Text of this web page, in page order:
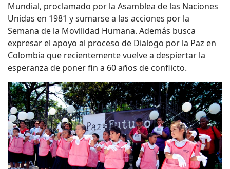
Mundial, proclamado por la Asamblea de las Naciones
Unidas en 1981 y sumarse a las acciones por la
Semana de la Movilidad Humana. Además busca
expresar el apoyo al proceso de Dialogo por la Paz en
Colombia que recientemente vuelve a despiertar la
esperanza de poner fin a 60 años de conflicto.